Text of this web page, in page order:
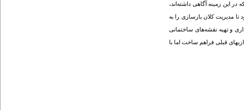
افراد ذیصلاح که در این زمینه آگاهی داشته‌اند،
مدیریت کلان بازسازی را به
و تهیه نقشه‌های ساختمانی
قبلی فراهم ساخت اما با